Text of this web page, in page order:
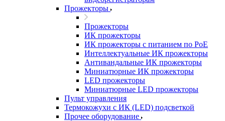
Прожекторы
Прожекторы
ИК прожекторы
ИК прожекторы с питанием по PoE
Интеллектуальные ИК прожекторы
Антивандальные ИК прожекторы
Миниатюрные ИК прожекторы
LED прожекторы
Миниатюрные LED прожекторы
Пульт управления
Термокожухи с ИК (LED) подсветкой
Прочее оборудование